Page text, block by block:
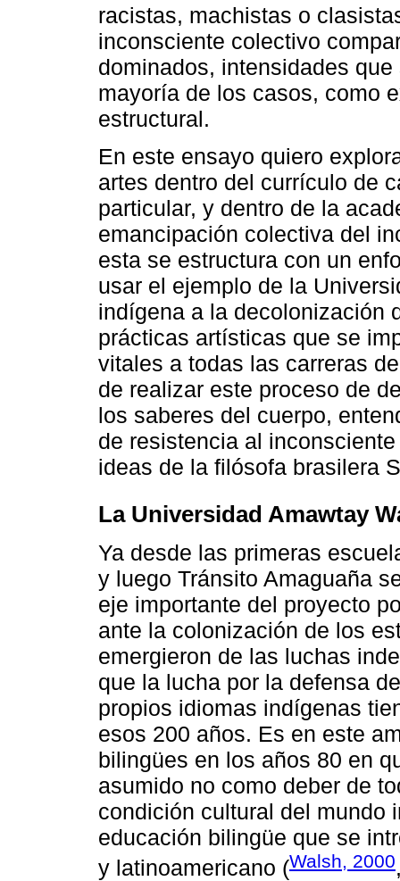
racistas, machistas o
inconsciente colectivo
dominados, intensidades
mayoría de los casos, como
estructural.
En este ensayo quiero
artes dentro del currículo de
particular, y dentro de la
emancipación colectiva del
esta se estructura con un
usar el ejemplo de la
indígena a la decolonización
prácticas artísticas que se
vitales a todas las carreras
de realizar este proceso de
los saberes del cuerpo,
de resistencia al
ideas de la filósofa brasilera
La Universidad Amawtay
Ya desde las primeras
y luego Tránsito Amaguaña
eje importante del proyecto
ante la colonización de los
emergieron de las luchas
que la lucha por la defensa
propios idiomas indígenas
esos 200 años. Es en este
bilingües en los años 80 en
asumido no como deber de
condición cultural del mundo
educación bilingüe que se
y latinoamericano (Walsh, 2000